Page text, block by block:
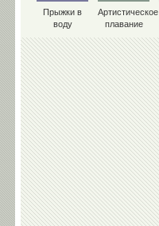
Прыжки в
воду
Артистическое
плавание